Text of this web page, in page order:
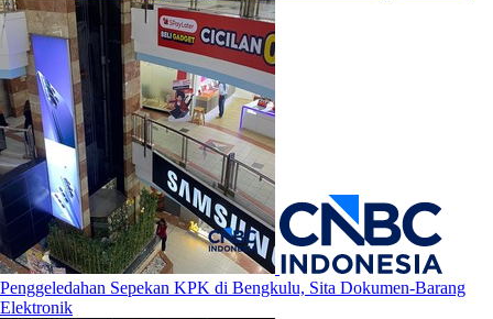
Penggeledahan Sepekan KPK di Bengkulu, Sita Dokumen-Barang
Elektronik